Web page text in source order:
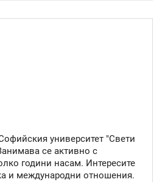
университет "Свети
се активно с
години насам. Интересите
и международни отношения.